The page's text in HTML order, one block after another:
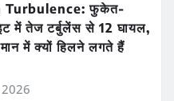
Turbulence: फुकेत-
में तेज टर्बुलेंस से 12 घायल,
में क्यों हिलने लगते हैं